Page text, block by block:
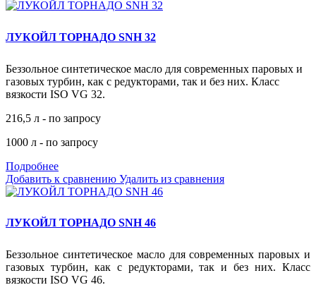
ЛУКОЙЛ ТОРНАДО SNH 32
Беззольное синтетическое масло для современных паровых и
газовых турбин, как с редукторами, так и без них. Класс
вязкости ISO VG 32.
216,5 л - по запросу
1000 л - по запросу
Подробнее
Добавить к сравнению Удалить из сравнения
ЛУКОЙЛ ТОРНАДО SNH 46
Беззольное синтетическое масло для современных паровых и
газовых турбин, как с редукторами, так и без них. Класс
вязкости ISO VG 46.